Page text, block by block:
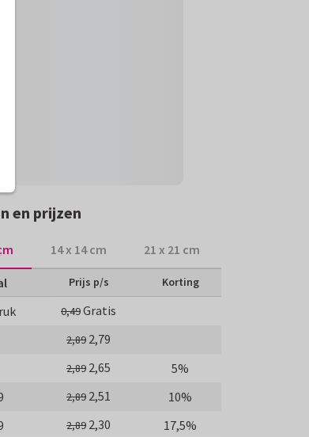
en prijzen
14 x 14 cm 21 x 21 cm
Prijs p/s Korting
0,49Gratis
2,89 2,79
2,89 2,65
5%
2,89 2,51
10%
2,89 2,30
17,5%